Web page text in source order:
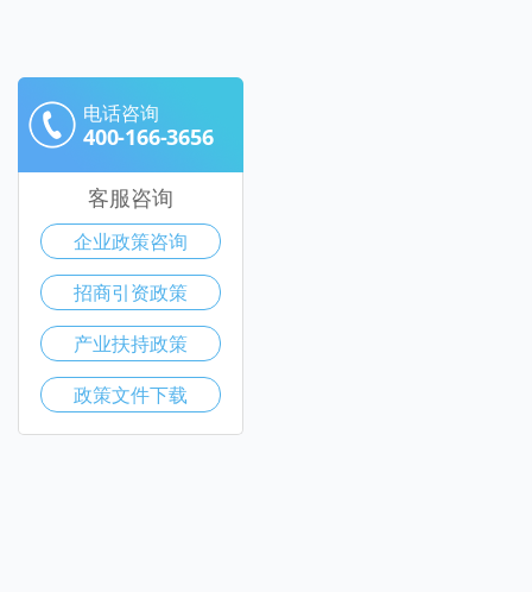
电话咨询
400-166-3656
客服咨询
企业政策咨询
招商引资政策
产业扶持政策
政策文件下载